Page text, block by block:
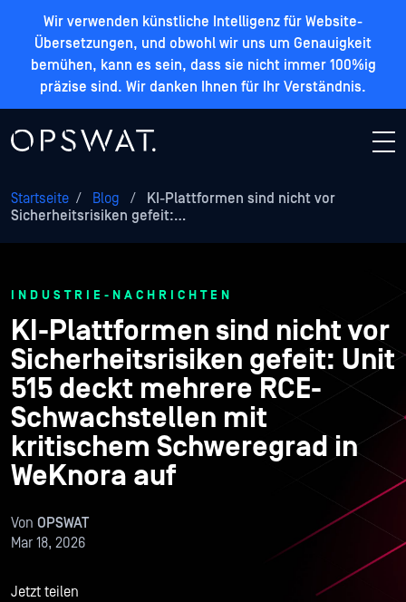
Wir verwenden künstliche Intelligenz für Website-
Übersetzungen, und obwohl wir uns um Genauigkeit
bemühen, kann es sein, dass sie nicht immer 100%ig
präzise sind. Wir danken Ihnen für Ihr Verständnis.
Startseite / Blog /
KI-Plattformen sind nicht vor
Sicherheitsrisiken gefeit:…
INDUSTRIE-NACHRICHTEN
KI-Plattformen sind nicht vor
Sicherheitsrisiken gefeit: Unit
515 deckt mehrere RCE-
Schwachstellen mit
kritischem Schweregrad in
WeKnora auf
Von OPSWAT
Mar 18, 2026
Jetzt teilen